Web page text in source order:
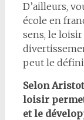
D’ailleurs,
école en
sens, le loisir
peut le
Selon
loisir
et le